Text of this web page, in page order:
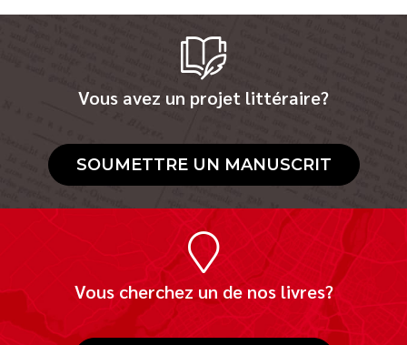
Vous avez un projet littéraire?
SOUMETTRE UN MANUSCRIT
Vous cherchez un de nos livres?